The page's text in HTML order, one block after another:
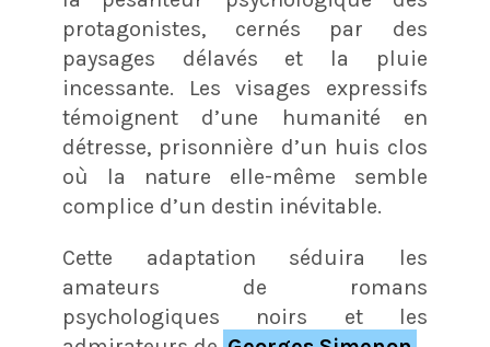
protagonistes, cernés par des
paysages délavés et la pluie
incessante. Les visages expressifs
témoignent d’une humanité en
détresse, prisonnière d’un huis clos
où la nature elle-même semble
complice d’un destin inévitable.
Cette adaptation séduira les
amateurs de romans
psychologiques noirs et les